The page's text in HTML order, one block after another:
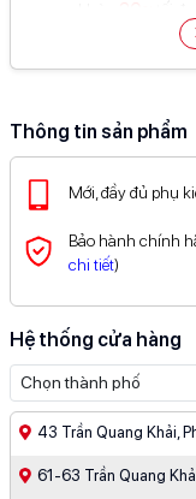
tối
Xem đầy đủ ưu đãi
Thông tin sản phẩm
Mới, đầy đủ phụ
Bảo hành chính
chi tiết)
Hệ thống cửa hàng
43 Trần Quang Khải,
61-63 Trần Quang